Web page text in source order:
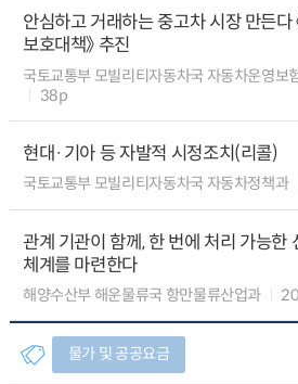
안심하고 거래하는 중고차 시장 만든다
보호대책》 추진
국토교통부 모빌리티자동차국 자동차운영보
38p
현대·기아 등 자발적 시정조치(리콜)
국토교통부 모빌리티자동차국 자동차정책과
관계 기관이 함께, 한 번에 처리 가능한
체계를 마련한다
해양수산부 해운물류국 항만물류산업과
물가 및 공공요금